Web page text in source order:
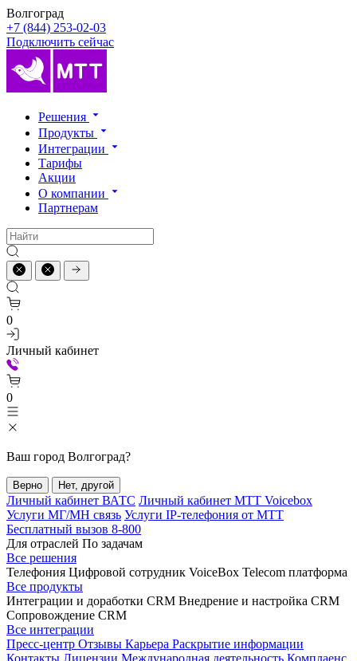
Волгоград
+7 (844) 253-02-03
Подключить сейчас
Решения
Продукты
Интеграции
Тарифы
Акции
О компании
Партнерам
0
Личный кабинет
0
Ваш город Волгоград?
Верно Нет, другой
Личный кабинет ВАТС Личный кабинет МТТ Voicebox
Услуги МГ/МН связь Услуги IP-телефония от МТТ
Бесплатный вызов 8-800
Для отраслей По задачам
Все решения
Телефония Цифровой сотрудник VoiceBox Telecom платформа
Все продукты
Интеграции и доработки CRM Внедрение и настройка CRM
Сопровождение CRM
Все интеграции
Пресс-центр Отзывы Карьера Раскрытие информации
Контакты Лицензии Международная деятельность Комплаенс